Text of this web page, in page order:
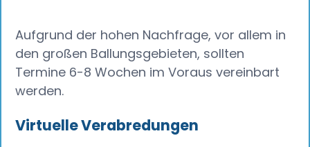
Aufgrund der hohen Nachfrage, vor allem in
den großen Ballungsgebieten, sollten
Termine 6-8 Wochen im Voraus vereinbart
werden.
Virtuelle Verabredungen